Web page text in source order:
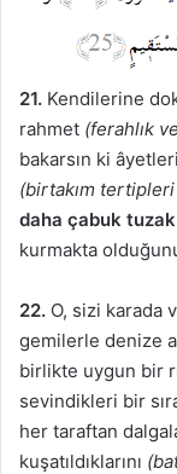
21. Kendilerine
rahmet (ferahlık
bakarsın ki
(birtakım tertipleri
daha çabuk tuzak
kurmakta
22. O, sizi karada
gemilerle denize
birlikte uygun bir
sevindikleri bir
her taraftan
kuşatıldıklarını